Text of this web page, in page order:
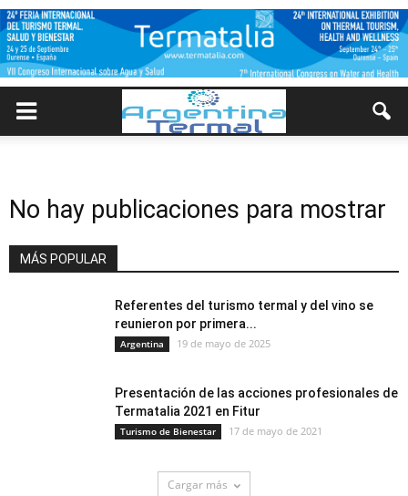
No hay publicaciones para mostrar
MÁS POPULAR
Referentes del turismo termal y del vino se
reunieron por primera...
Argentina 19 de mayo de 2025
Presentación de las acciones profesionales de
Termatalia 2021 en Fitur
Turismo de Bienestar 17 de mayo de 2021
Cargar más